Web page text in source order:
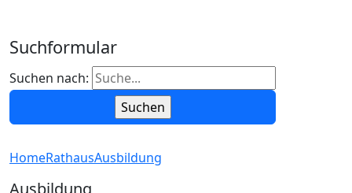
Suchformular
Suchen nach:
Ausbildung
HomeRathausAusbildung